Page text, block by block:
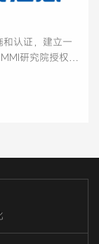
认证，建立一
研究院授权主